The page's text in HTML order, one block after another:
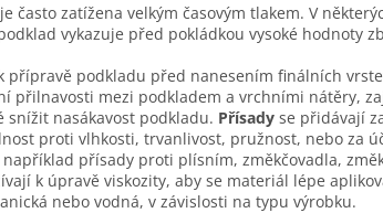
často zatížena velkým časovým tlakem. V
vykazuje před pokládkou vysoké hodnoty
přípravě podkladu před nanesením finálních
přilnavosti mezi podkladem a vrchními nátěry,
nasákavost podkladu. Přísady se přidávají
proti vlhkosti, trvanlivost, pružnost, nebo za
přísady proti plísním, změkčovadla,
k úpravě viskozity, aby se materiál lépe
nebo vodná, v závislosti na typu výrobku.